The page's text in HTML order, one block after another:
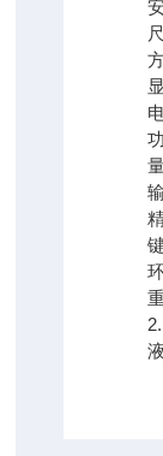
安
尺
方
显
电
功
量
输
精
键
环
重
2.
液晶